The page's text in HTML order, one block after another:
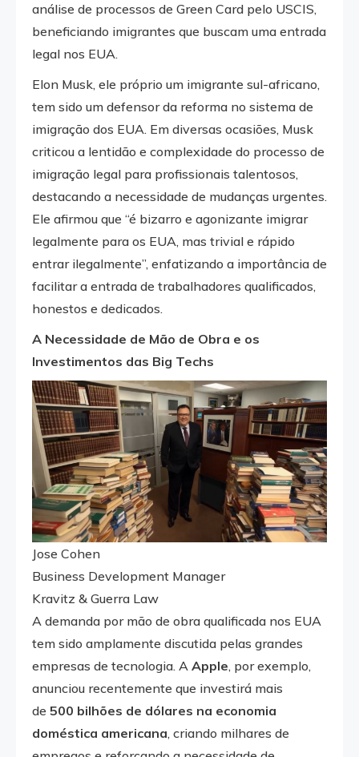
análise de processos de Green Card pelo USCIS,
beneficiando imigrantes que buscam uma entrada
legal nos EUA.
Elon Musk, ele próprio um imigrante sul-africano,
tem sido um defensor da reforma no sistema de
imigração dos EUA. Em diversas ocasiões, Musk
criticou a lentidão e complexidade do processo de
imigração legal para profissionais talentosos,
destacando a necessidade de mudanças urgentes.
Ele afirmou que “é bizarro e agonizante imigrar
legalmente para os EUA, mas trivial e rápido
entrar ilegalmente”, enfatizando a importância de
facilitar a entrada de trabalhadores qualificados,
honestos e dedicados.
A Necessidade de Mão de Obra e os
Investimentos das Big Techs
Jose Cohen
Business Development Manager
Kravitz & Guerra Law
A demanda por mão de obra qualificada nos EUA
tem sido amplamente discutida pelas grandes
empresas de tecnologia. A Apple, por exemplo,
anunciou recentemente que investirá mais
de 500 bilhões de dólares na economia
doméstica americana, criando milhares de